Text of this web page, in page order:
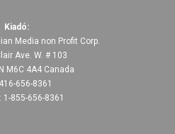
Kiadó:
Media non Profit Corp.
Ave. W. # 103
M6C 4A4 Canada
656-8361
1-855-656-8361